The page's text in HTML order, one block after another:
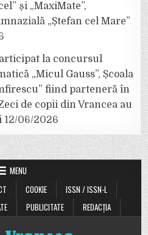
și „MaxiMate”,
„Ștefan cel Mare”
la concursul
„Micul Gauss”, Școala
fiind parteneră în
de copii din Vrancea au
12/06/2026
MENU
COOKIE
ISSN / ISSN-L
PUBLICITATE REDACȚIA